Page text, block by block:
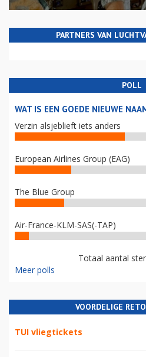
PARTNERS VAN
POLL
WAT IS EEN GOEDE NIEUWE
Verzin alsjeblieft iets anders
European Airlines Group (EAG)
The Blue Group
Air-France-KLM-SAS(-TAP)
Totaal aantal
Meer polls
VOORDELIGE
TUI vliegtickets